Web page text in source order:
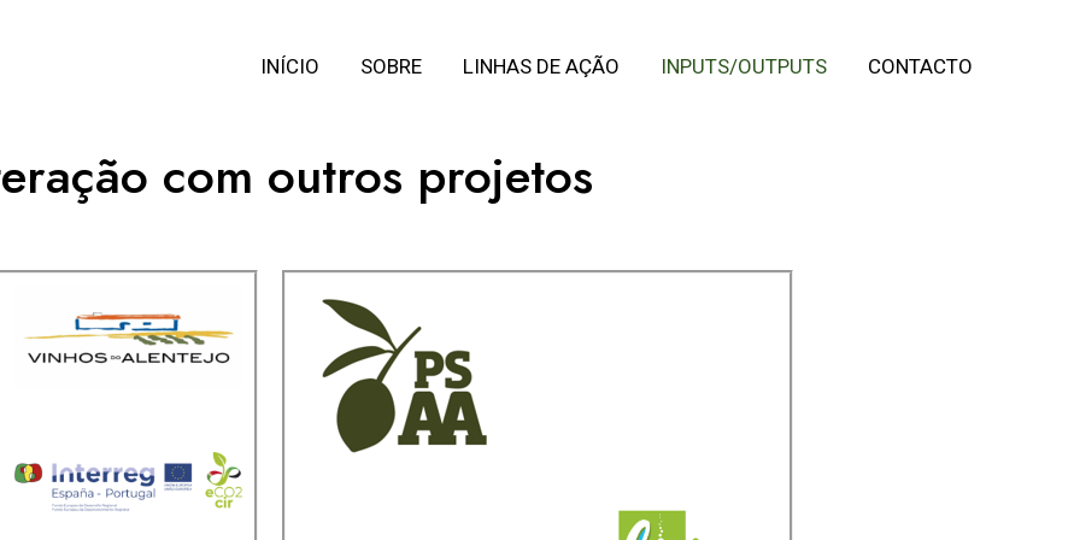
INÍCIO SOBRE LINHAS DE AÇÃO INPUTS/OUTPUTS CONTACTO
com outros projetos